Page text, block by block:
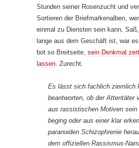
Stunden seiner Rosenzucht und
Sortieren der Briefmarkenalben,
einmal zu Diensten sein kann.
lange aus dem Geschäft ist, war
bot so Breitseite, sein Denkmal
lassen. Zurecht.
Es lässt sich fachlich ziemlich
beantworten, ob der Attentäter
aus rassistischen Motiven sein
beging oder aus einer klar
paranoiden Schizophrenie
dem offiziellen Rassismus-